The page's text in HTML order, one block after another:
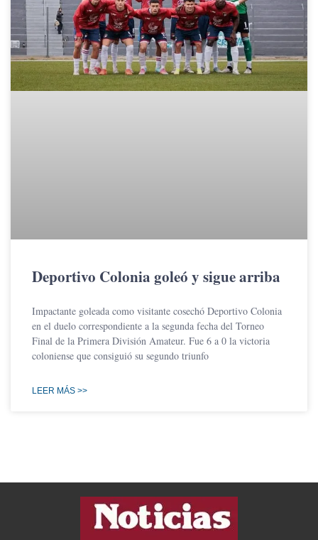
Deportivo Colonia goleó y sigue arriba
Impactante goleada como visitante cosechó Deportivo Colonia
en el duelo correspondiente a la segunda fecha del Torneo
Final de la Primera División Amateur. Fue 6 a 0 la victoria
coloniense que consiguió su segundo triunfo
LEER MÁS >>